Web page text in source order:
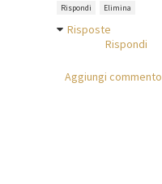
Rispondi Elimina
Risposte
Rispondi
Aggiungi commento